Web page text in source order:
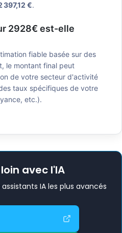
397,12 €.
2928€ est-elle
fiable basée sur des
le montant final peut
de votre secteur d'activité
taux spécifiques de votre
etc.).
avec l'IA
IA les plus avancés